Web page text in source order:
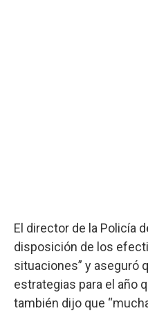
El director de la Policía
disposición de los
situaciones” y aseguró
estrategias para el año
también dijo que